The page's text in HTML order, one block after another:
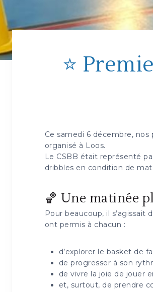
⭐
Ce samedi 6 décembre,
organisé à Loos.
Le CSBB était représenté
dribbles en condition de
🏀 Une matinée
Pour beaucoup, il s’agissait
ont permis à chacun :
d’explorer le basket de
de progresser à son
de vivre la joie de jouer
et, surtout, de prendre